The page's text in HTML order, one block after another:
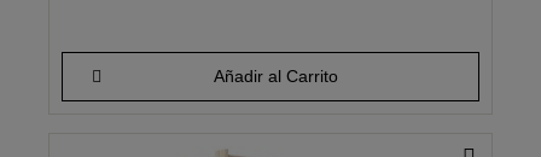
Añadir al Carrito